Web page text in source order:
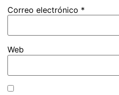
Correo electrónico *
Web